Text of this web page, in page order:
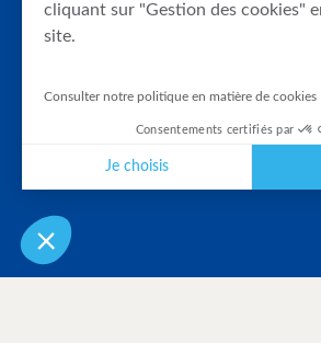
cliquant sur "Gestion des cookies"
site.
Consulter notre politique en matière de cookies
Consentements certifiés par
Je choisis
Plateforme de Gestion du Consentement
Notre plateforme vous permet d'adapter